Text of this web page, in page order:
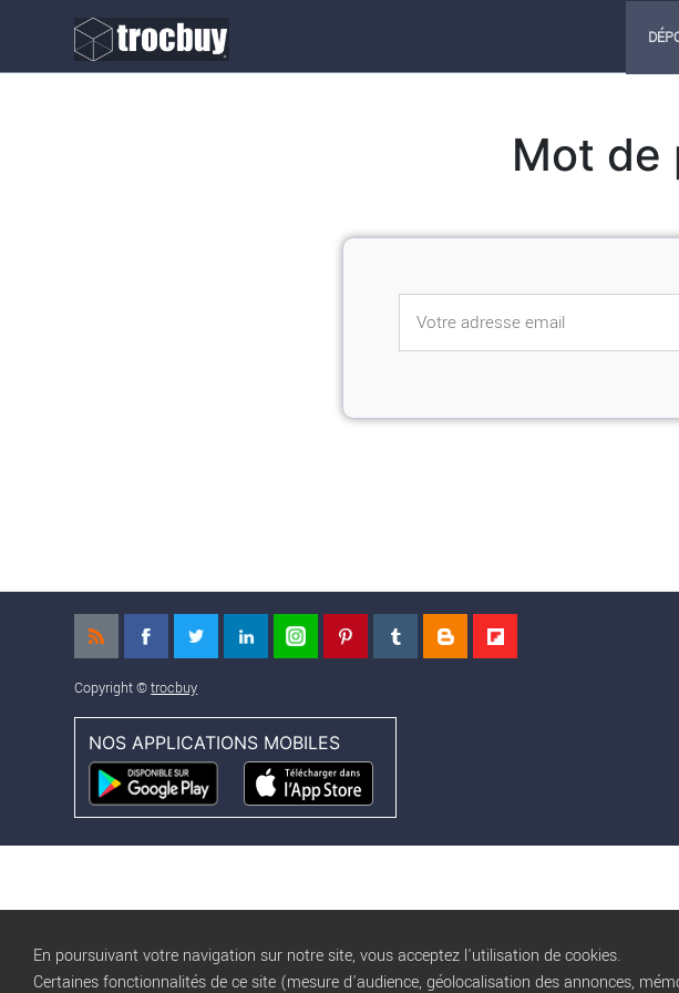
Mot de
Copyright ©trocbuy
NOS APPLICATIONS MOBILES
En poursuivant votre navigation sur notre site, vous acceptez l'utilisation de cookies.
Certaines fonctionnalités de ce site (mesure d'audience, géolocalisation des annonces,